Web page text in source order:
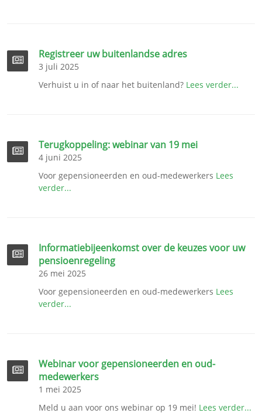
Registreer uw buitenlandse adres
3 juli 2025
Verhuist u in of naar het buitenland? Lees verder...
Terugkoppeling: webinar van 19 mei
4 juni 2025
Voor gepensioneerden en oud-medewerkers Lees
verder...
Informatiebijeenkomst over de keuzes voor uw
pensioenregeling
26 mei 2025
Voor gepensioneerden en oud-medewerkers Lees
verder...
Webinar voor gepensioneerden en oud-
medewerkers
1 mei 2025
Meld u aan voor ons webinar op 19 mei! Lees verder...